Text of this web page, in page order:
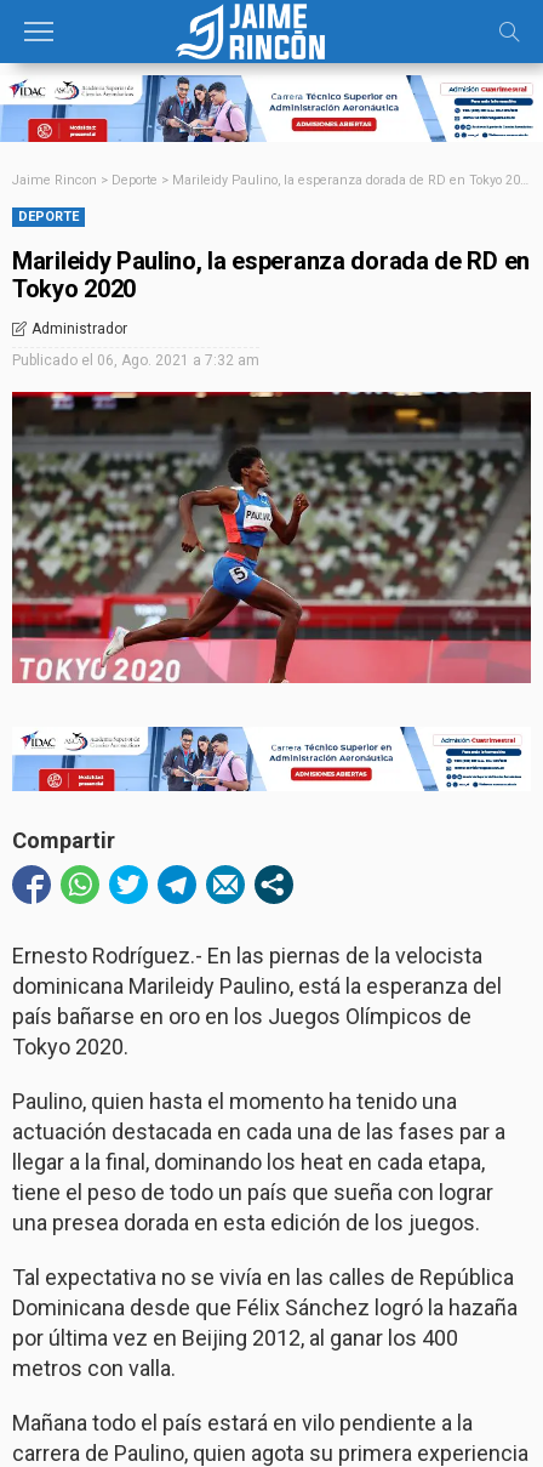
Jaime Rincon > Deporte > Marileidy Paulino, la esperanza dorada de RD en Tokyo 2020
DEPORTE
Marileidy Paulino, la esperanza dorada de RD en
Tokyo 2020
Administrador
Publicado el 06, Ago. 2021 a 7:32 am
Compartir
Ernesto Rodríguez.- En las piernas de la velocista
dominicana Marileidy Paulino, está la esperanza del
país bañarse en oro en los Juegos Olímpicos de
Tokyo 2020.
Paulino, quien hasta el momento ha tenido una
actuación destacada en cada una de las fases par a
llegar a la final, dominando los heat en cada etapa,
tiene el peso de todo un país que sueña con lograr
una presea dorada en esta edición de los juegos.
Tal expectativa no se vivía en las calles de República
Dominicana desde que Félix Sánchez logró la hazaña
por última vez en Beijing 2012, al ganar los 400
metros con valla.
Mañana todo el país estará en vilo pendiente a la
carrera de Paulino, quien agota su primera experiencia